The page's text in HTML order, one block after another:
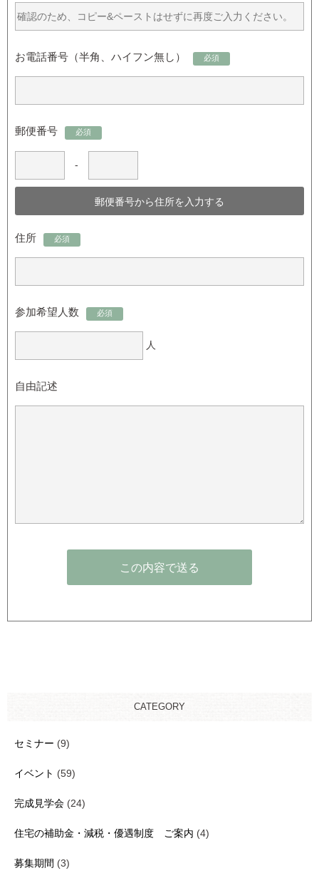
お電話番号（半角、ハイフン無し） 必須
郵便番号 必須
-
住所 必須
参加希望人数 必須
人
自由記述
CATEGORY
セミナー (9)
イベント (59)
完成見学会 (24)
住宅の補助金・減税・優遇制度 ご案内 (4)
募集期間 (3)